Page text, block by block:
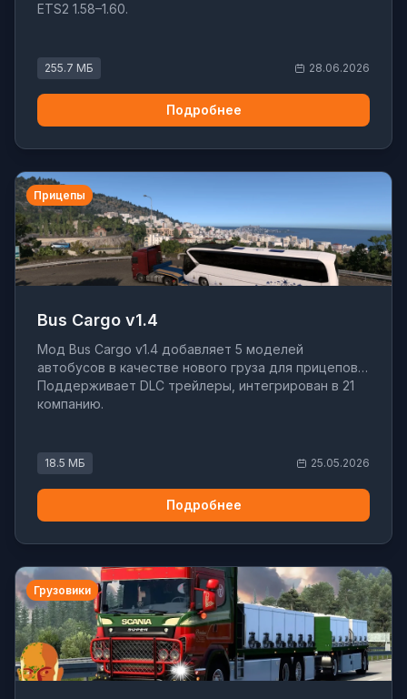
ETS2 1.58–1.60.
255.7 МБ 28.06.2026
Подробнее
Прицепы
Bus Cargo v1.4
Мод Bus Cargo v1.4 добавляет 5 моделей
автобусов в качестве нового груза для прицепов.
Поддерживает DLC трейлеры, интегрирован в 21
компанию.
18.5 МБ 25.05.2026
Подробнее
Грузовики